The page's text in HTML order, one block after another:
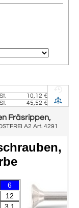
St.
10,12 €
St. 45,52 €
Fräsrippen,
A2 Art. 4291